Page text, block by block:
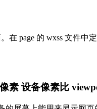
page 的 wxss 文件
素 设备像素比